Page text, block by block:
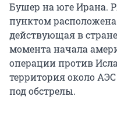
Бушер на юге Ирана.
пунктом
действующая в
момента начала
операции против
территория около
под обстрелы.